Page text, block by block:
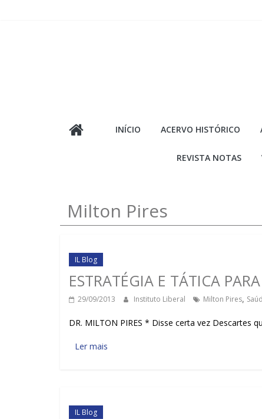
INÍCIO ACERVO HISTÓRICO
REVISTA NOTAS
Milton Pires
IL Blog
ESTRATÉGIA E TÁTICA
29/09/2013 Instituto Liberal Milton Pires,
DR. MILTON PIRES * Disse certa vez Descartes
Ler mais
IL Blog